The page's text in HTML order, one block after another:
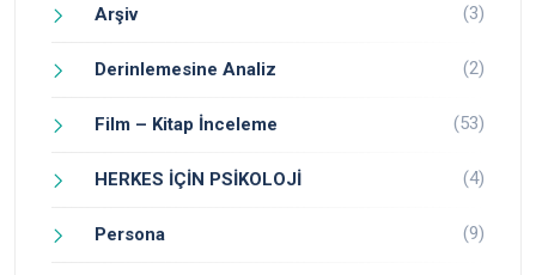
Arşiv (3)
Derinlemesine Analiz (2)
Film – Kitap İnceleme (53)
HERKES İÇİN PSİKOLOJİ (4)
Persona (9)